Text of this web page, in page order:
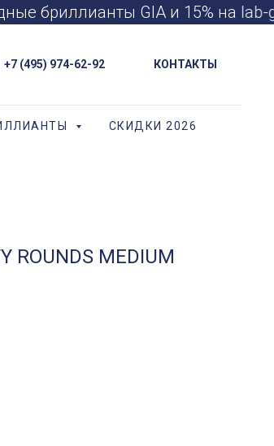
бриллианты GIA и 15% на
+7 (495) 974-62-92 КОНТАКТЫ
СКИДКИ 2026
ROUNDS MEDIUM